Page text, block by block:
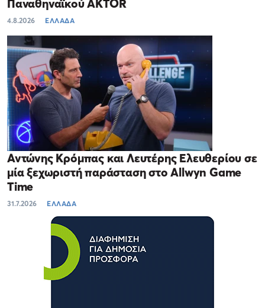
Παναθηναϊκού AKTOR
4.8.2026 ΕΛΛΑΔΑ
Αντώνης Κρόμπας και Λευτέρης Ελευθερίου σε
μία ξεχωριστή παράσταση στο Allwyn Game
Time
31.7.2026 ΕΛΛΑΔΑ